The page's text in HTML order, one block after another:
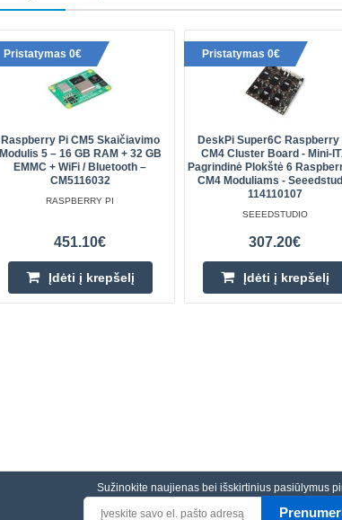
Pristatymas 0€
Raspberry Pi CM5 Skaičiavimo
Modulis 5 – 16 GB RAM + 32 GB
EMMC + WiFi / Bluetooth –
CM5116032
RASPBERRY PI
451.10€
Įdėti į krepšelį
Pristatymas 0€
DeskPi Super6C Raspberry
CM4 Cluster Board - Mini-
Pagrindinė Plokštė 6
CM4 Moduliams -
114110107
SEEEDSTUDIO
307.20€
Įdėti į krepšelį
Sužinokite naujienas bei išskirtinius pasiūlymus